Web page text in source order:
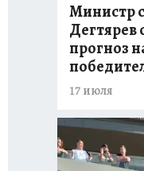
Министр
Дегтярев
прогноз
17 июля